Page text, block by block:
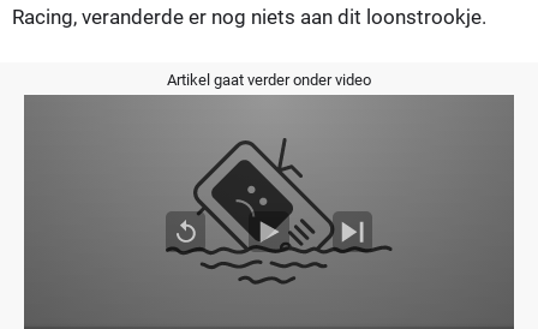
Racing, veranderde er nog niets aan dit loonstrookje.
Artikel gaat verder onder video